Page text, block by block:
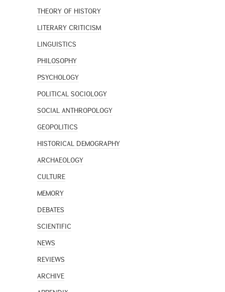
THEORY OF HISTORY
LITERARY CRITICISM
LINGUISTICS
PHILOSOPHY
PSYCHOLOGY
POLITICAL SOCIOLOGY
SOCIAL ANTHROPOLOGY
GEOPOLITICS
HISTORICAL DEMOGRAPHY
ARCHAEOLOGY
CULTURE
MEMORY
DEBATES
SCIENTIFIC
NEWS
REVIEWS
ARCHIVE